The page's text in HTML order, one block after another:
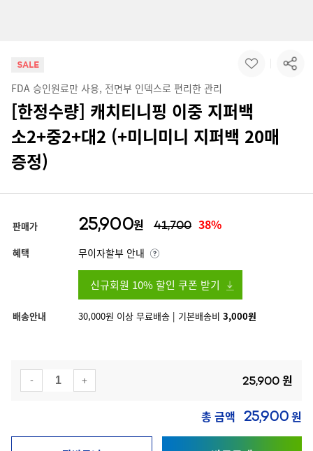
FDA 승인원료만 사용, 전면부 인덱스로 편리한 관리
[한정수량] 캐치티니핑 이중 지퍼백
소2+중2+대2 (+미니미니 지퍼백 20매
증정)
판매가 25,900원 41,700 38%
혜택 무이자할부 안내
신규회원 10% 할인 쿠폰 받기
배송안내 30,000원 이상 무료배송 | 기본배송비 3,000원
- + 25,900 원
총 금액 25,900원